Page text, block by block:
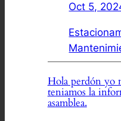
Oct 5,
Hola perdón yo
teniamos la
asamblea.